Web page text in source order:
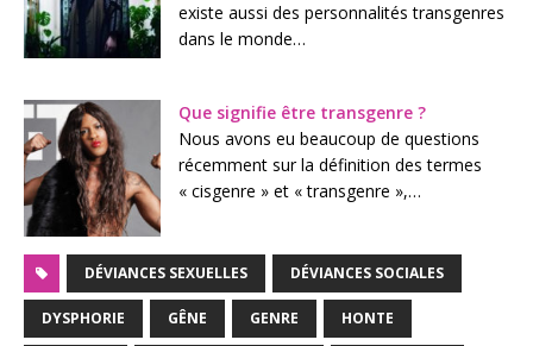
existe aussi des personnalités transgenres
dans le monde…
Que signifie être transgenre ?
Nous avons eu beaucoup de questions
récemment sur la définition des termes
« cisgenre » et « transgenre »,…
DÉVIANCES SEXUELLES DÉVIANCES SOCIALES
DYSPHORIE GÊNE GENRE HONTE